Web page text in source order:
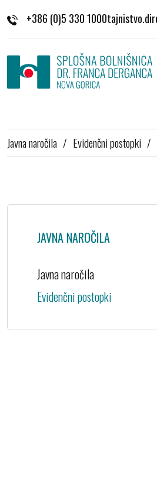
+386 (0)5 330 1000
Javna naročila / Evidenčni postopki /
JAVNA NAROČILA
Javna naročila
Evidenčni postopki